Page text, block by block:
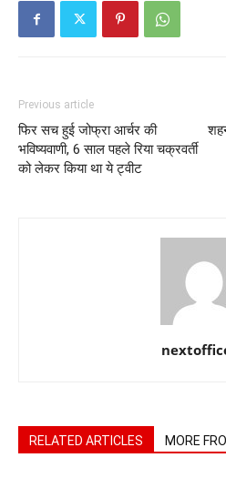
Previous article
फिर सच हुई जोफ्रा आर्चर की
भविष्यवाणी, 6 साल पहले रिया चक्रवर्ती
को लेकर किया था ये ट्वीट
RELATED ARTICLES MORE